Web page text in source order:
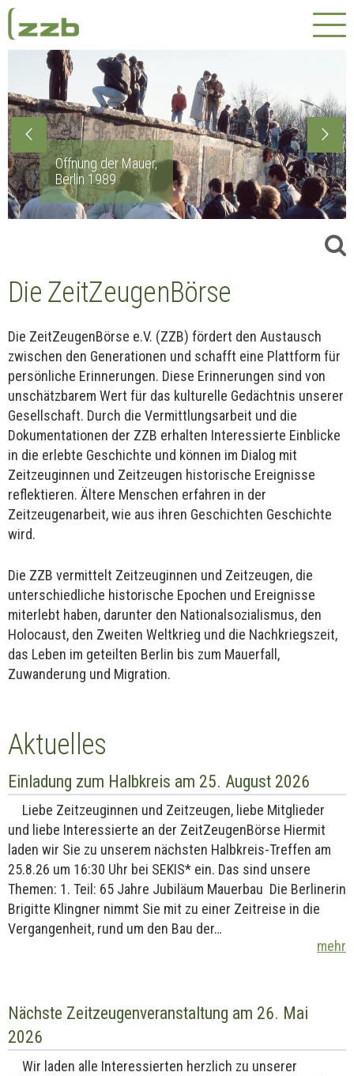
Zum
Inhalt
springen
Öffnung der Mauer,
Berlin 1989
Die ZeitZeugenBörse
Die ZeitZeugenBörse e.V. (ZZB) fördert den Austausch
zwischen den Generationen und schafft eine Plattform für
persönliche Erinnerungen. Diese Erinnerungen sind von
unschätzbarem Wert für das kulturelle Gedächtnis unserer
Gesellschaft. Durch die Vermittlungsarbeit und die
Dokumentationen der ZZB erhalten Interessierte Einblicke
in die erlebte Geschichte und können im Dialog mit
Zeitzeuginnen und Zeitzeugen historische Ereignisse
reflektieren. Ältere Menschen erfahren in der
Zeitzeugenarbeit, wie aus ihren Geschichten Geschichte
wird.
Die ZZB vermittelt Zeitzeuginnen und Zeitzeugen, die
unterschiedliche historische Epochen und Ereignisse
miterlebt haben, darunter den Nationalsozialismus, den
Holocaust, den Zweiten Weltkrieg und die Nachkriegszeit,
das Leben im geteilten Berlin bis zum Mauerfall,
Zuwanderung und Migration.
Aktuelles
Einladung zum Halbkreis am 25. August 2026
Liebe Zeitzeuginnen und Zeitzeugen, liebe Mitglieder
und liebe Interessierte an der ZeitZeugenBörse Hiermit
laden wir Sie zu unserem nächsten Halbkreis-Treffen am
25.8.26 um 16:30 Uhr bei SEKIS* ein. Das sind unsere
Themen: 1. Teil: 65 Jahre Jubiläum Mauerbau Die Berlinerin
Brigitte Klingner nimmt Sie mit zu einer Zeitreise in die
Vergangenheit, rund um den Bau der…
mehr
Nächste Zeitzeugenveranstaltung am 26. Mai
2026
Wir laden alle Interessierten herzlich zu unserer